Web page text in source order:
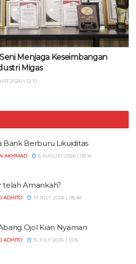
Menjaga Keseimbangan
Migas
2026 | 12:10
Bank Berburu Likuiditas
AKHMAD 6 AUGUST 2026 | 08:16
telah Amankah?
ADHITO 19 JULY 2026 | 08:48
Ojol Kian Nyaman
ADHITO 15 JULY 2026 | 13:15